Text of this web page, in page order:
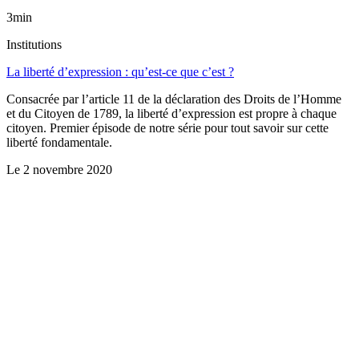
3min
Institutions
La liberté d’expression : qu’est-ce que c’est ?
Consacrée par l’article 11 de la déclaration des Droits de l’Homme
et du Citoyen de 1789, la liberté d’expression est propre à chaque
citoyen. Premier épisode de notre série pour tout savoir sur cette
liberté fondamentale.
Le 2 novembre 2020